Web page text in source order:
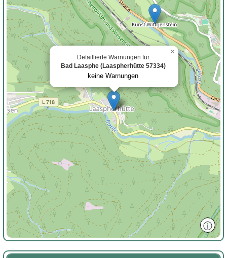
Detaillierte Warnungen für
Bad Laasphe (Laaspherhütte 57334)
keine Warnungen
×
ⓘ